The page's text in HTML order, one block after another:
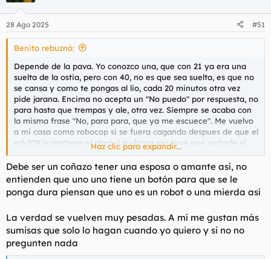
a
d
o
r
d
l
t
e
m
a
e
n
i
i
o
28 Ago 2025 #51
Benito rebuznó:
Depende de la pava. Yo conozco una, que con 21 ya era una
suelta de la ostia, pero con 40, no es que sea suelta, es que no
se cansa y como te pongas al lio, cada 20 minutos otra vez
pide jarana. Encima no acepta un "No puedo" por respuesta, no
para hasta que trempas y ale, otra vez. Siempre se acaba con
la misma frase "No, para para, que ya me escuece". Me vuelvo
a mi casa como robocop si se fuera cagando despues de que el
ed-209 le partiese el alma. La ultima vez tuve que quitarle el
techo al coche, por que me fui a meter por la puerta y me dio
un tiron en la espalda. Y no es con la unica cuarentona que me
ha pasado algo parecido... no tan fuerte, pero cuando se les va
a apagar el horno, debe ser que les pica de una manera que no
es normal.
Haz clic para expandir...
Debe ser un coñazo tener una esposa o amante así, no
entienden que uno uno tiene un botón para que se le
ponga dura piensan que uno es un robot o una mierda así
La verdad se vuelven muy pesadas. A mí me gustan más
sumisas que solo lo hagan cuando yo quiero y si no no
pregunten nada